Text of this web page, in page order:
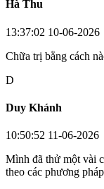
Hà Thu
13:37:02 10-06-2026
Chữa trị bằng cách
D
Duy Khánh
10:50:52 11-06-2026
Mình đã thử một vài
theo các phương